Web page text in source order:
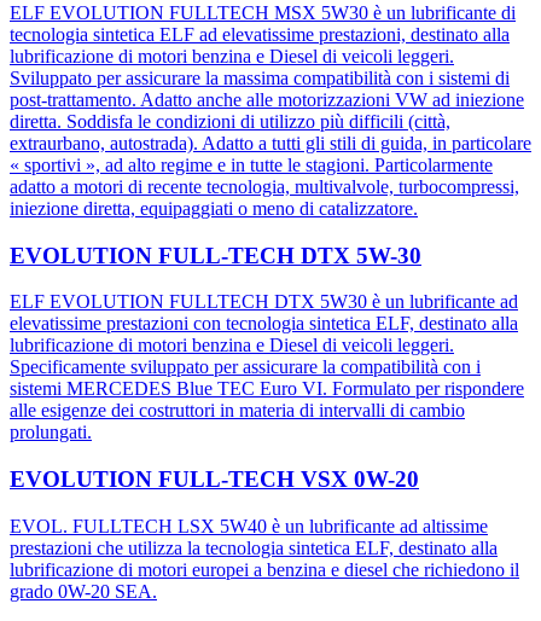
ELF EVOLUTION FULLTECH MSX 5W30 è un lubrificante di
tecnologia sintetica ELF ad elevatissime prestazioni, destinato alla
lubrificazione di motori benzina e Diesel di veicoli leggeri.
Sviluppato per assicurare la massima compatibilità con i sistemi di
post-trattamento. Adatto anche alle motorizzazioni VW ad iniezione
diretta. Soddisfa le condizioni di utilizzo più difficili (città,
extraurbano, autostrada). Adatto a tutti gli stili di guida, in particolare
« sportivi », ad alto regime e in tutte le stagioni. Particolarmente
adatto a motori di recente tecnologia, multivalvole, turbocompressi,
iniezione diretta, equipaggiati o meno di catalizzatore.
EVOLUTION FULL-TECH DTX 5W-30
ELF EVOLUTION FULLTECH DTX 5W30 è un lubrificante ad
elevatissime prestazioni con tecnologia sintetica ELF, destinato alla
lubrificazione di motori benzina e Diesel di veicoli leggeri.
Specificamente sviluppato per assicurare la compatibilità con i
sistemi MERCEDES Blue TEC Euro VI. Formulato per rispondere
alle esigenze dei costruttori in materia di intervalli di cambio
prolungati.
EVOLUTION FULL-TECH VSX 0W-20
EVOL. FULLTECH LSX 5W40 è un lubrificante ad altissime
prestazioni che utilizza la tecnologia sintetica ELF, destinato alla
lubrificazione di motori europei a benzina e diesel che richiedono il
grado 0W-20 SEA.